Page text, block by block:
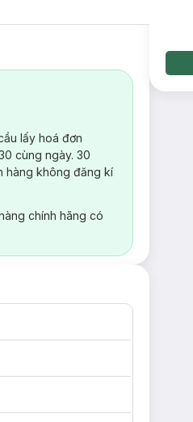
lấy hoá đơn
cùng ngày. 30
hàng không đăng kí
chính hãng có